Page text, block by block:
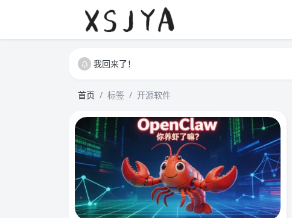
我回来了！
首页
标签 开源软件